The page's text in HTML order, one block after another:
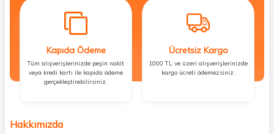
Kapıda Ödeme
Tüm alışverişlerinizde peşin nakit
veya kredi kartı ile kapıda ödeme
gerçekleştirebilirsiniz.
Ücretsiz Kargo
1000 TL ve üzeri alışverişlerinizde
kargo ücreti ödemezsiniz.
Hakkımızda